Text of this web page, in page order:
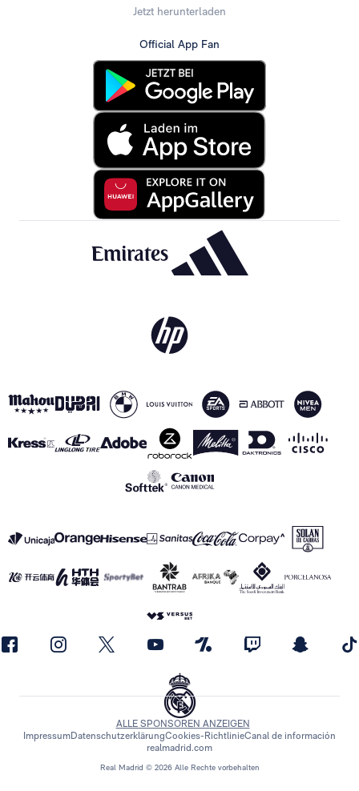
Jetzt herunterladen
Official App Fan
Real Madrid © 2026 Alle Rechte vorbehalten
ALLE SPONSOREN ANZEIGEN
ImpressumDatenschutzerklärungCookies-RichtlinieCanal de información
realmadrid.com